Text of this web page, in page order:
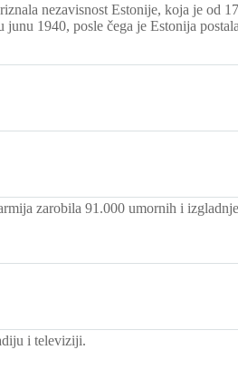
nezavisnost Estonije, koja je od
1940, posle čega je Estonija
zarobila 91.000 umornih i
i televiziji.